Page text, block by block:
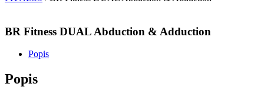
BR Fitness DUAL Abduction & Adduction
Popis
Popis